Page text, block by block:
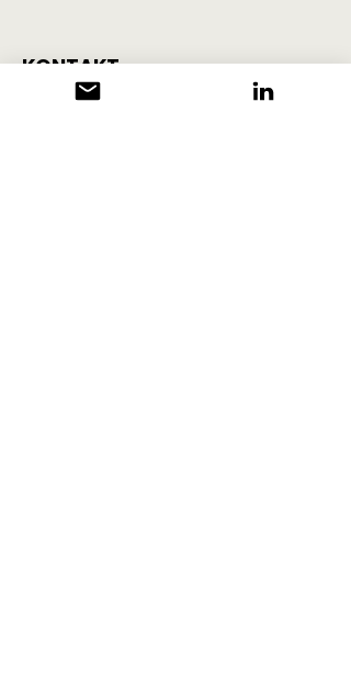
KONTAKT
Regenschirmtage